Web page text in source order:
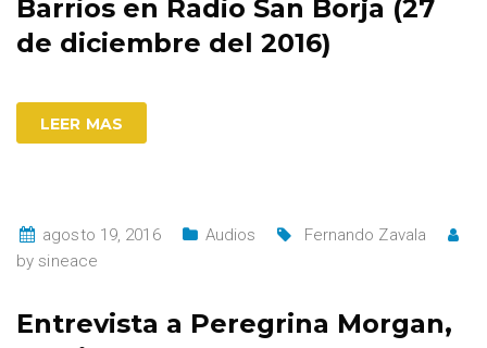
Barrios en Radio San Borja (27
de diciembre del 2016)
LEER MAS
agosto 19, 2016 Audios
Fernando Zavala
bysineace
Entrevista a Peregrina Morgan,